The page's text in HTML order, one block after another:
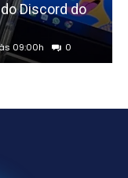
Discord do
09:00h 0